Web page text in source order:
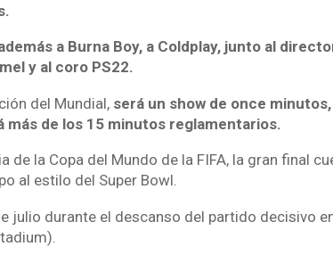
a Burna Boy, a Coldplay, junto al
y al coro PS22.
del Mundial,será un show de once
más de los 15 minutos reglamentarios.
de la Copa del Mundo de la FIFA, la gran final
al estilo del Super Bowl.
julio durante el descanso del partido decisivo